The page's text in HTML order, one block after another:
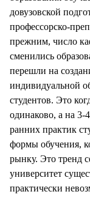
довузовской
профессорско-
прежним, число
сменились
перешли на
индивидуальной
студентов. Это
одинаково, а на 3-
ранних практик
формы обучения,
рынку. Это тренд
университет
практически